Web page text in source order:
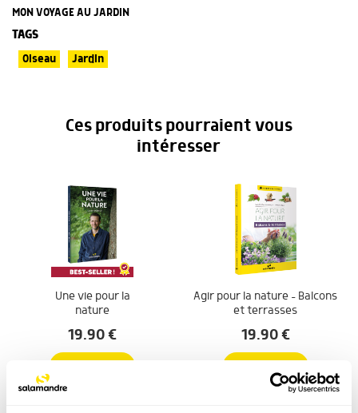
MON VOYAGE AU JARDIN
TAGS
Oiseau Jardin
Ces produits pourraient vous
intéresser
Une vie pour la
nature
19.90€
Agir pour la nature – Balcons
et terrasses
19.90€